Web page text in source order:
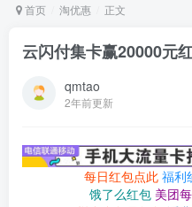
首页 淘优惠 正文
云闪付集卡赢20000元
qmtao
2年前更新
每日红包点此 福利
饿了么红包 美团